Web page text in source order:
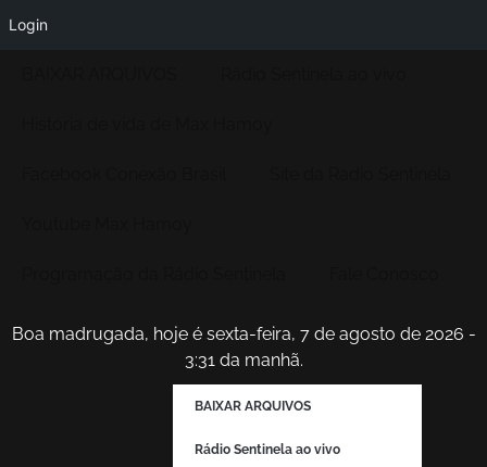
Boa madrugada, hoje é sexta-feira, 7 de agosto de 2026 -
3:31 da manhã.
BAIXAR ARQUIVOS
Rádio Sentinela ao vivo
Login